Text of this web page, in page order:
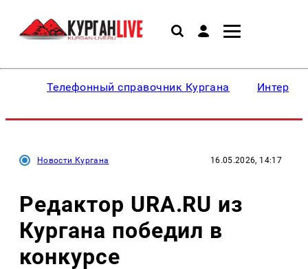
Телефонный справочник Кургана
Новости Кургана 16.05.2026, 14:17
Редактор URA.RU из
Кургана победил в
конкурсе